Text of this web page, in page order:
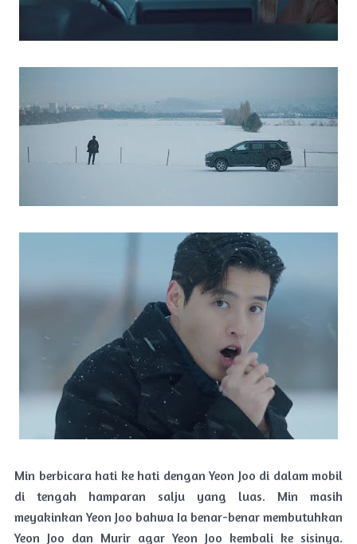
Min berbicara hati ke hati dengan Yeon Joo di dalam mobil
di tengah hamparan salju yang luas. Min masih
meyakinkan Yeon Joo bahwa Ia benar-benar membutuhkan
Yeon Joo dan Murir agar Yeon Joo kembali ke sisinya.